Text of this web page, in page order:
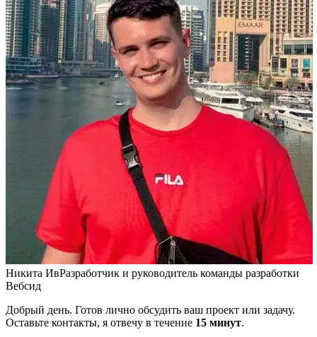
Никита ИвРазработчик и руководитель команды разработки
Вебсид
Добрый день. Готов лично обсудить ваш проект или задачу.
Оставьте контакты, я отвечу в течение 15 минут.